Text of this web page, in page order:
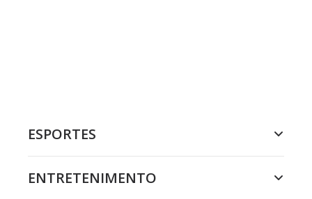
ESPORTES
ENTRETENIMENTO